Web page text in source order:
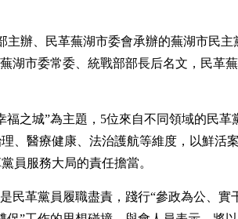
主辦、民革蕪湖市委會承辦的蕪湖市民主
湖市委常委、統戰部部長后名文，民革
福之城”為主題，5位來自不同領域的民革
、醫療健康、法治護航等維度，以鮮活
員服務大局的責任擔當。
民革黨員履職盡責，踐行“參政為公、實